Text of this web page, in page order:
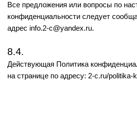
Все предложения или вопросы по
конфиденциальности следует
адрес info.2-c@yandex.ru.
8.4.
Действующая Политика
на странице по адресу: 2-с.ru/politika-